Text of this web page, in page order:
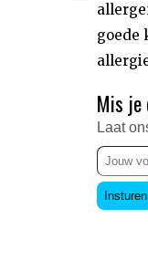
goede
Mis je
Laat
Insturen